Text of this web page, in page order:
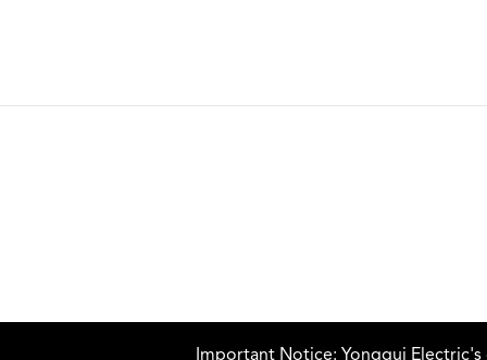
Important Notice: Yonggui Electric's official